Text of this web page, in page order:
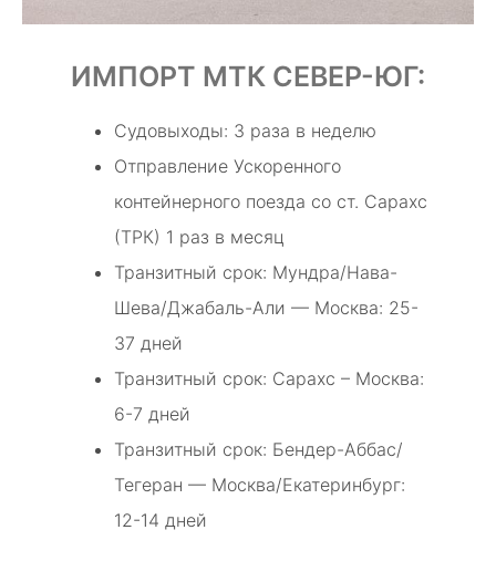
ИМПОРТ МТК СЕВЕР-ЮГ:
Судовыходы: 3 раза в неделю
Отправление Ускоренного
контейнерного поезда со ст. Сарахс
(ТРК) 1 раз в месяц
Транзитный срок: Мундра/Нава-
Шева/Джабаль-Али — Москва: 25-
37 дней
Транзитный срок: Сарахс – Москва:
6-7 дней
Транзитный срок: Бендер-Аббас/
Тегеран — Москва/Екатеринбург:
12-14 дней